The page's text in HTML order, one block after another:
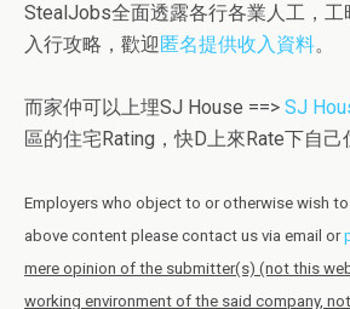
StealJobs全面透露各行各業人工，工
入行攻略，歡迎 匿名提供收入資料。
而家仲可以上埋SJ House ==> SJ
區的住宅Rating，快D上來Rate下自己
Employers who object to or otherwise wish
above content please contact us via email or
mere opinion of the submitter(s) (not this
working environment of the said company,